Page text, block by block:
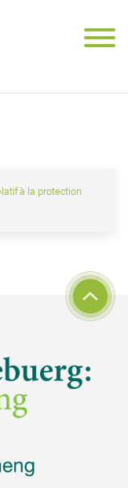
à la protection